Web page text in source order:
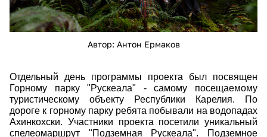
Автор: Антон Ермаков
Отдельный день программы проекта был посвящен
Горному парку "Рускеала" - самому посещаемому
туристическому объекту Республики Карелия. По
дороге к горному парку ребята побывали на водопадах
Ахинкохски. Участники проекта посетили уникальный
спелеомаршрут "Подземная Рускеала". Подземное